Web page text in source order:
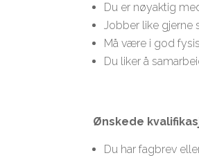
Du er nøyaktig
Jobber like gjerne
Må være i god
Du liker å
Ønskede
Du har fagbrev